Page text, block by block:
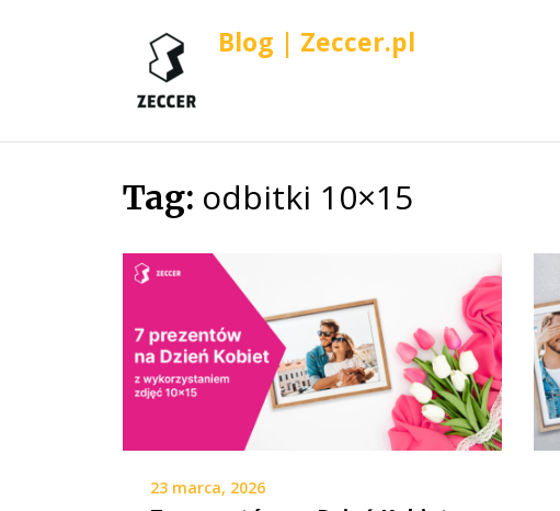
Blog | Zeccer.pl
Skip
Tag: odbitki 10×15
23 marca, 2026